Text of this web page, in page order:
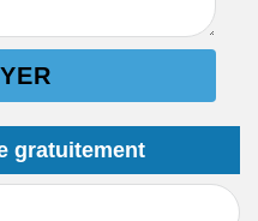
gratuitement